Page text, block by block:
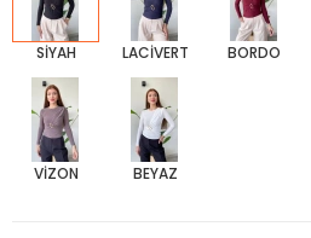
SİYAH LACİVERT BORDO
VİZON BEYAZ